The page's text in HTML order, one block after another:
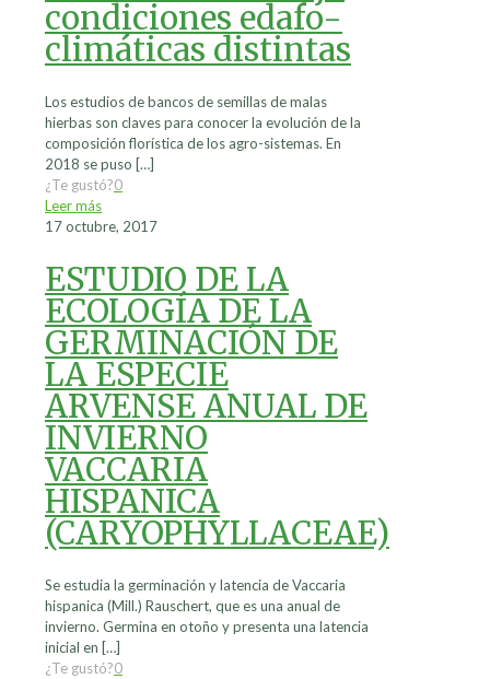
condiciones edafo-
climáticas distintas
Los estudios de bancos de semillas de malas
hierbas son claves para conocer la evolución de la
composición florística de los agro-sistemas. En
2018 se puso […]
¿Te gustó?0
Leer más
17 octubre, 2017
ESTUDIO DE LA
ECOLOGÍA DE LA
GERMINACIÓN DE
LA ESPECIE
ARVENSE ANUAL DE
INVIERNO
VACCARIA
HISPANICA
(CARYOPHYLLACEAE)
Se estudia la germinación y latencia de Vaccaria
hispanica (Mill.) Rauschert, que es una anual de
invierno. Germina en otoño y presenta una latencia
inicial en […]
¿Te gustó?0